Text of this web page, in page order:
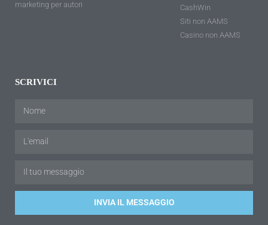
marketing per autori
CashWin
Siti non AAMS
Casino non AAMS
SCRIVICI
INVIA IL MESSAGGIO